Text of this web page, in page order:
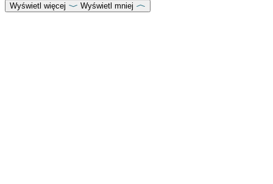
Wyświetl więcej Wyświetl mniej